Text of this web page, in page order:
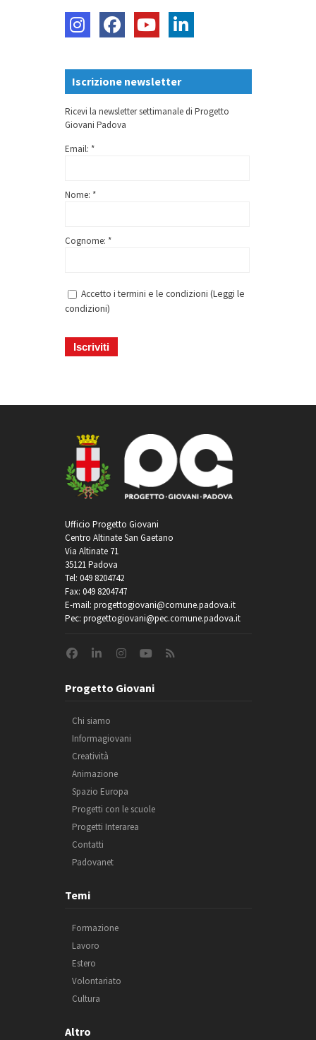
Iscrizione newsletter
Ricevi la newsletter settimanale di Progetto
Giovani Padova
Email: *
Nome: *
Cognome: *
Accetto i termini e le condizioni (Leggi le
condizioni)
Ufficio Progetto Giovani
Centro Altinate San Gaetano
Via Altinate 71
35121 Padova
Tel: 049 8204742
Fax: 049 8204747
E-mail: progettogiovani@comune.padova.it
Pec: progettogiovani@pec.comune.padova.it
Progetto Giovani
Chi siamo
Informagiovani
Creatività
Animazione
Spazio Europa
Progetti con le scuole
Progetti Interarea
Contatti
Padovanet
Temi
Formazione
Lavoro
Estero
Volontariato
Cultura
Altro